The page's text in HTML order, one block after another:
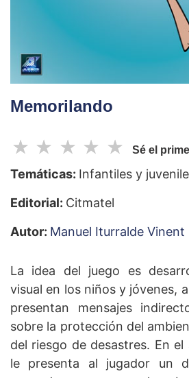
Memorilando
☆
☆
☆
☆
☆ Sé el
Temáticas: Infantiles y
Editorial: Citmatel
Autor: Manuel Iturralde Vinent
La idea del juego es
visual en los niños y jóvenes,
presentan mensajes
sobre la protección del
del riesgo de desastres. En
le presenta al jugador un